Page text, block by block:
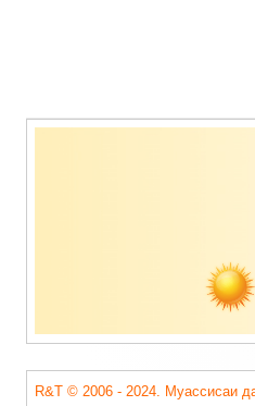
Содержимое
R&T © 2006 - 2024. Муассисаи